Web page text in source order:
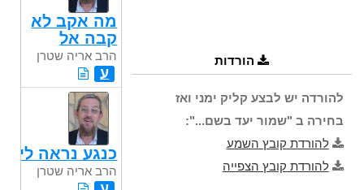
הורדות
להורדה יש לבצע קליק ימני ואז
בחירה ב "שמור יעד בשם...":
להורדת קובץ השמע
להורדת קובץ הצפייה
מה אקב לא
קבה אל
הרב אריה שטרן
ע
כנגע נראה לי
הרב אריה שטרן